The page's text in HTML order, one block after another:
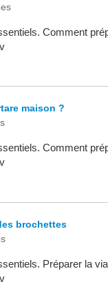
Comment
maison ?
Comment
brochettes
Préparer la